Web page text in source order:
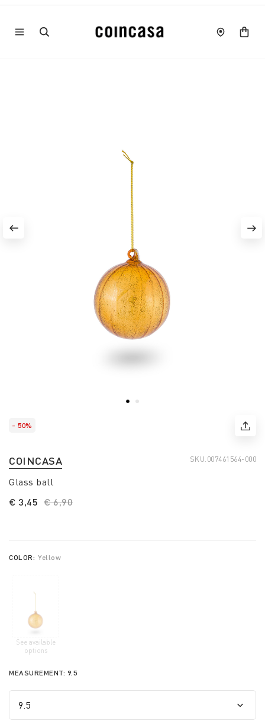
- 50%
COINCASA SKU. 007461564-000
Glass ball
Price reduced from
€ 6,90
€ 3,45
COLOR: Yellow
See available
optionsselected
MEASUREMENT: 9.5